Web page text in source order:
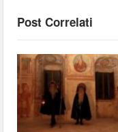
Post Correlati